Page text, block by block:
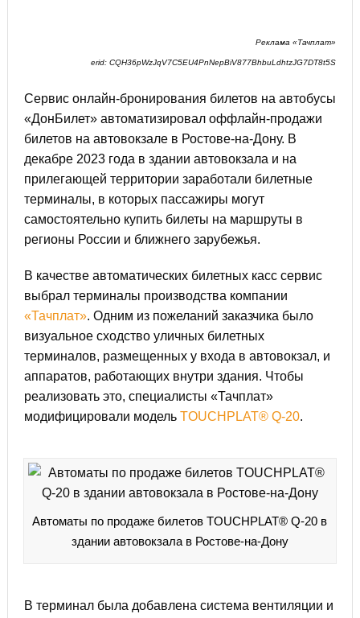
Реклама «Тачплат»
erid: CQH36pWzJqV7C5EU4PnNepBiV877BhbuLdhtzJG7DT8t5S
Сервис онлайн-бронирования билетов на автобусы
«ДонБилет» автоматизировал оффлайн-продажи
билетов на автовокзале в Ростове-на-Дону. В
декабре 2023 года в здании автовокзала и на
прилегающей территории заработали билетные
терминалы, в которых пассажиры могут
самостоятельно купить билеты на маршруты в
регионы России и ближнего зарубежья.
В качестве автоматических билетных касс сервис
выбрал терминалы производства компании
«Тачплат». Одним из пожеланий заказчика было
визуальное сходство уличных билетных
терминалов, размещенных у входа в автовокзал, и
аппаратов, работающих внутри здания. Чтобы
реализовать это, специалисты «Тачплат»
модифицировали модель TOUCHPLAT® Q-20.
Автоматы по продаже билетов TOUCHPLAT® Q-20 в
здании автовокзала в Ростове-на-Дону
В терминал была добавлена система вентиляции и